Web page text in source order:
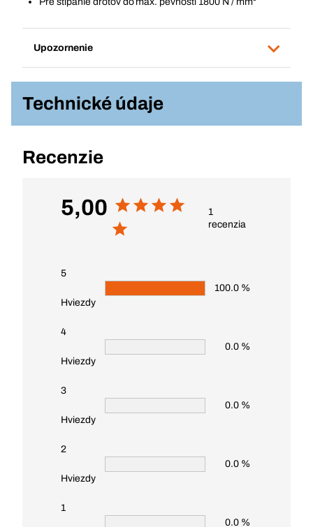
Upozornenie
Technické údaje
Recenzie
5,00
1
recenzia
5
Hviezdy
100.0 %
4
Hviezdy
0.0 %
3
Hviezdy
0.0 %
2
Hviezdy
0.0 %
1
0.0 %